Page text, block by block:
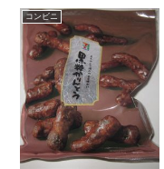
コンビニ